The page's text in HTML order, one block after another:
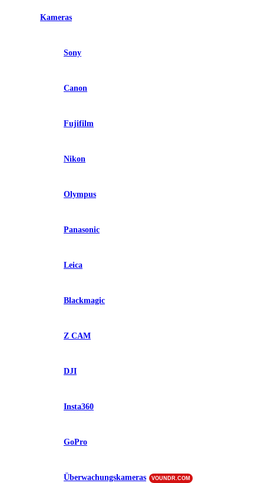
Kameras
Sony
Canon
Fujifilm
Nikon
Olympus
Panasonic
Leica
Blackmagic
Z CAM
DJI
Insta360
GoPro
Überwachungskameras VOUNDR.COM